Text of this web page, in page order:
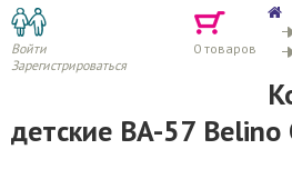
Войти
Зарегистрироваться
0 товаров
детские BA-57